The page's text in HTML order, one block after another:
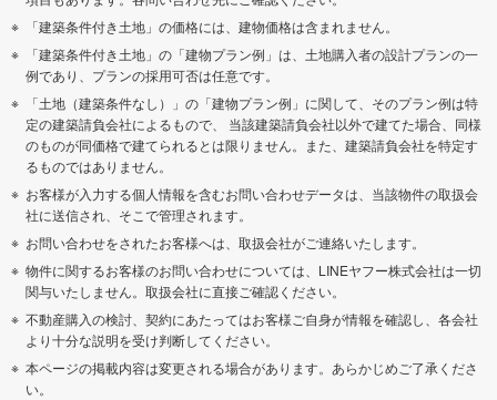
「建築条件付き土地」の価格には、建物価格は含まれません。
「建築条件付き土地」の「建物プラン例」は、土地購入者の設計プランの一
例であり、プランの採用可否は任意です。
「土地（建築条件なし）」の「建物プラン例」に関して、そのプラン例は特
定の建築請負会社によるもので、 当該建築請負会社以外で建てた場合、同様
のものが同価格で建てられるとは限りません。また、建築請負会社を特定す
るものではありません。
お客様が入力する個人情報を含むお問い合わせデータは、当該物件の取扱会
社に送信され、そこで管理されます。
お問い合わせをされたお客様へは、取扱会社がご連絡いたします。
物件に関するお客様のお問い合わせについては、LINEヤフー株式会社は一切
関与いたしません。取扱会社に直接ご確認ください。
不動産購入の検討、契約にあたってはお客様ご自身が情報を確認し、各会社
より十分な説明を受け判断してください。
本ページの掲載内容は変更される場合があります。あらかじめご了承くださ
い。